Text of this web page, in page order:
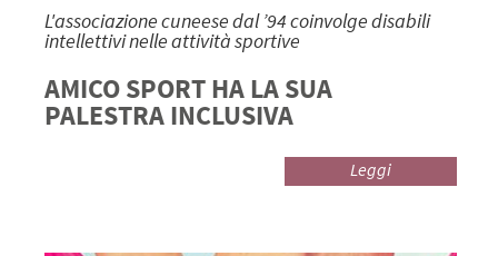
L'associazione cuneese dal ’94 coinvolge disabili
intellettivi nelle attività sportive
AMICO SPORT HA LA SUA
PALESTRA INCLUSIVA
Leggi